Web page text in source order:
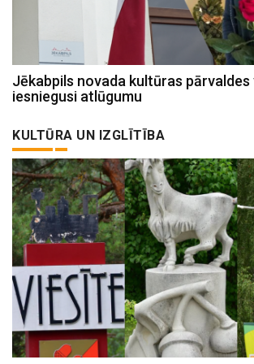
Jēkabpils novada kultūras
iesniegusi atlūgumu
KULTŪRA UN IZGLĪTĪBA